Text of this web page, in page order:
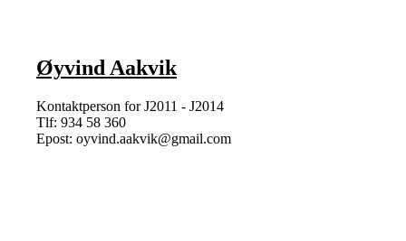
Øyvind Aakvik
Kontaktperson for J2011 - J2014
Tlf: 934 58 360
Epost: oyvind.aakvik@gmail.com